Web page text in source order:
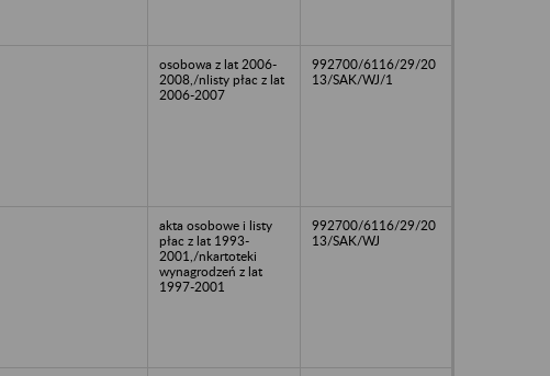
osobowa z lat 2006-
2008,/nlisty płac z lat
2006-2007
992700/6116/29/20
13/SAK/WJ/1
akta osobowe i listy
płac z lat 1993-
2001,/nkartoteki
wynagrodzeń z lat
1997-2001
992700/6116/29/20
13/SAK/WJ